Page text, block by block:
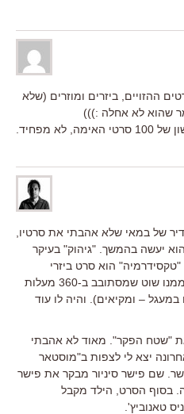
ההזויים, ביזרים ומוזרים (שלא
שהוא לא אחלה :)))
מפחיד.
של במאי שלא אהבתי את סרטיו,
יעשה בהמשך. "גיהוק" בעיקר
הוא סרט ביזרי
ומשונה עד מאוד (אני בעיקר זוכר ממנו שוט שמסתובב ב-360 מעלות
– ומקיאים). והיה לו עוד
"שטח הפקר". מאוד לא אהבתי
יצא לי לצפות ב"מוסטאר
שם פישר סיניור מבקר את פישר
בסוף הסרט, הילד מקבל
טאנוביץ'.